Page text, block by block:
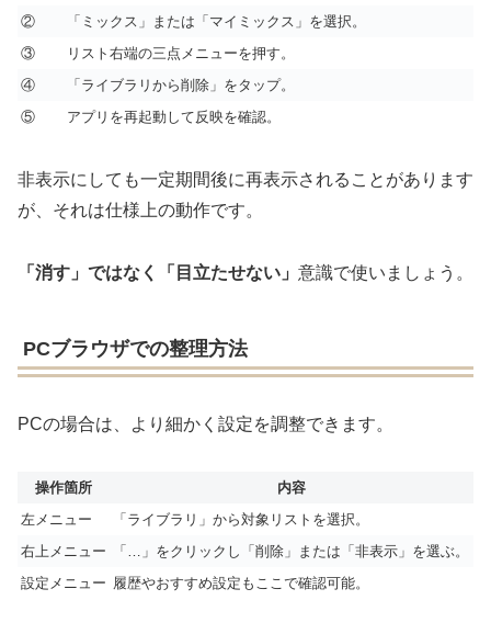
②
「ミックス」または「マイミックス」を選択。
③
リスト右端の三点メニューを押す。
④
「ライブラリから削除」をタップ。
⑤
アプリを再起動して反映を確認。
非表示にしても一定期間後に再表示されることがあります
が、それは仕様上の動作です。
「消す」ではなく「目立たせない」 意識で使いましょう。
PCブラウザでの整理方法
PCの場合は、より細かく設定を調整できます。
操作箇所
内容
左メニュー
「ライブラリ」から対象リストを選択。
右上メニュー
「…」をクリックし「削除」または「非表示」を選ぶ。
設定メニュー 履歴やおすすめ設定もここで確認可能。